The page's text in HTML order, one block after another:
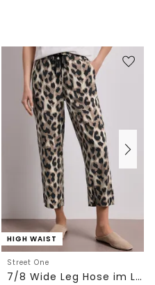
HIGH WAIST
Street One
7/8 Wide Leg Hose im Loose Fit mit Print